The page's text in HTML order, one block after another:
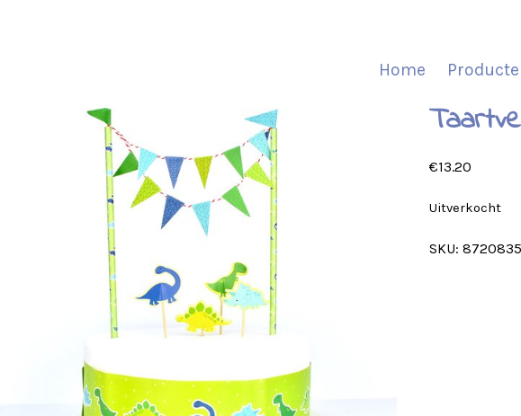
Home
€13.20
Uitverkocht
SKU: